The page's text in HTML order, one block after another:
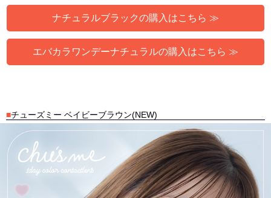
ナチュラルブラックの購入はこちら ≫
エバカラワンデーナチュラルの購入はこちら ≫
■チューズミー ベイビーブラウン(NEW)